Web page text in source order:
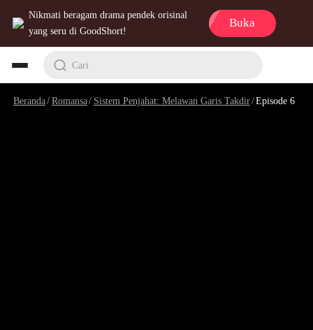
Nikmati beragam drama pendek orisinal
yang seru di GoodShort!
Buka
Cari
Beranda/Romansa/ Sistem Penjahat: Melawan Garis Takdir/Episode 6